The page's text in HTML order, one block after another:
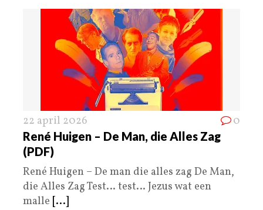
22 april 2026 0
René Huigen – De Man, die Alles Zag
(PDF)
René Huigen – De man die alles zag De Man,
die Alles Zag Test… test… Jezus wat een
malle [...]